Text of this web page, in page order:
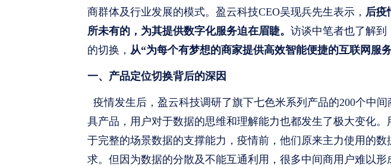
商群体及行业发展的模式。盈云科技CEO吴现兵先生表示， 后疫
所未有的，为其提供数字化服务迫在眉睫。 访谈中笔者也了解到
的切换， 从“为每个有梦想的商家提供高效智能便捷的互联网服
一、产品定位切换背后的深因
疫情发生后，盈云科技调研了旗下七色米系列产品的200个中
具产品，用户对于数据的思维和理解能力也都发生了极大变化
于完整的场景数据的支撑能力，疫情前，他们原来主力使用的
求。但因为数据的分散及不能互通利用，很多中间商用户难以形